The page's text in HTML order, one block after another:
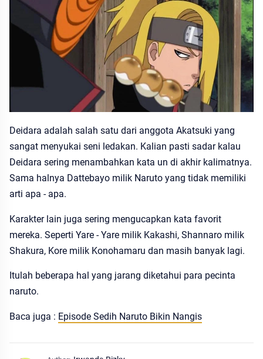
Deidara adalah salah satu dari anggota Akatsuki yang
sangat menyukai seni ledakan. Kalian pasti sadar kalau
Deidara sering menambahkan kata un di akhir kalimatnya.
Sama halnya Dattebayo milik Naruto yang tidak memiliki
arti apa - apa.
Karakter lain juga sering mengucapkan kata favorit
mereka. Seperti Yare - Yare milik Kakashi, Shannaro milik
Shakura, Kore milik Konohamaru dan masih banyak lagi.
Itulah beberapa hal yang jarang diketahui para pecinta
naruto.
Baca juga : Episode Sedih Naruto Bikin Nangis